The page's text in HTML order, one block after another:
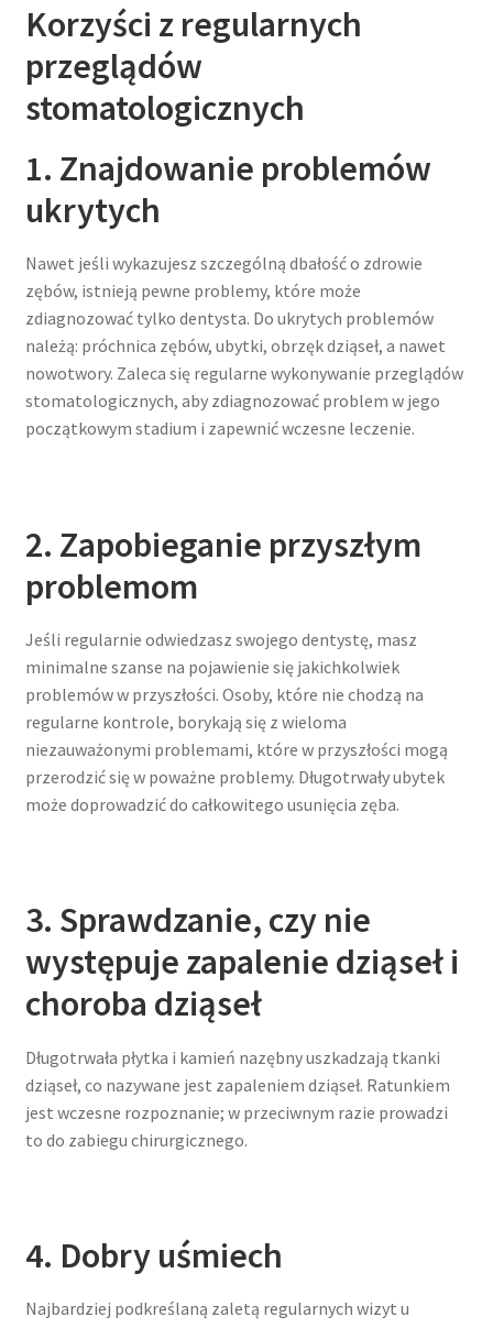
Korzyści z regularnych
przeglądów
stomatologicznych
1. Znajdowanie problemów
ukrytych
Nawet jeśli wykazujesz szczególną dbałość o zdrowie
zębów, istnieją pewne problemy, które może
zdiagnozować tylko dentysta. Do ukrytych problemów
należą: próchnica zębów, ubytki, obrzęk dziąseł, a nawet
nowotwory. Zaleca się regularne wykonywanie przeglądów
stomatologicznych, aby zdiagnozować problem w jego
początkowym stadium i zapewnić wczesne leczenie.
2. Zapobieganie przyszłym
problemom
Jeśli regularnie odwiedzasz swojego dentystę, masz
minimalne szanse na pojawienie się jakichkolwiek
problemów w przyszłości. Osoby, które nie chodzą na
regularne kontrole, borykają się z wieloma
niezauważonymi problemami, które w przyszłości mogą
przerodzić się w poważne problemy. Długotrwały ubytek
może doprowadzić do całkowitego usunięcia zęba.
3. Sprawdzanie, czy nie
występuje zapalenie dziąseł i
choroba dziąseł
Długotrwała płytka i kamień nazębny uszkadzają tkanki
dziąseł, co nazywane jest zapaleniem dziąseł. Ratunkiem
jest wczesne rozpoznanie; w przeciwnym razie prowadzi
to do zabiegu chirurgicznego.
4. Dobry uśmiech
Najbardziej podkreślaną zaletą regularnych wizyt u